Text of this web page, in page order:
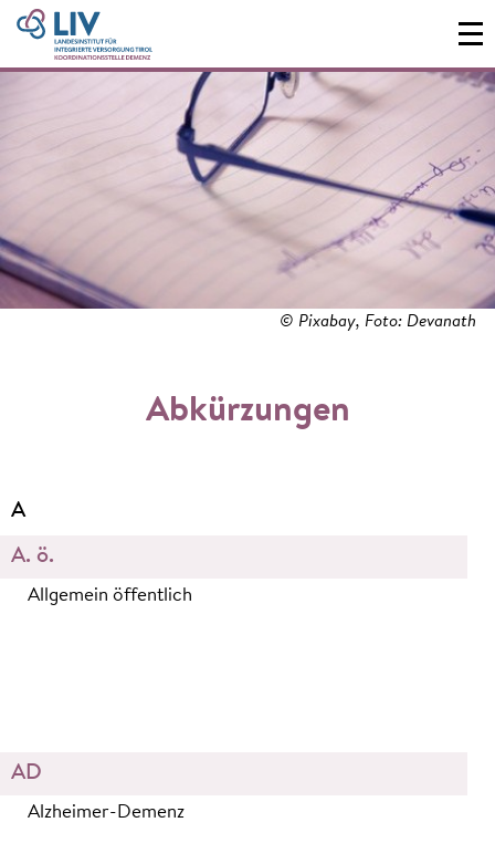
© Pixabay, Foto: Devanath
Abkürzungen
A
A. ö.
Allgemein öffentlich
AD
Alzheimer-Demenz